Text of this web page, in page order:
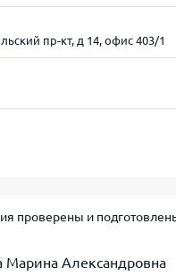
пр-кт, д 14, офис 403/1
проверены и
Марина Александровна